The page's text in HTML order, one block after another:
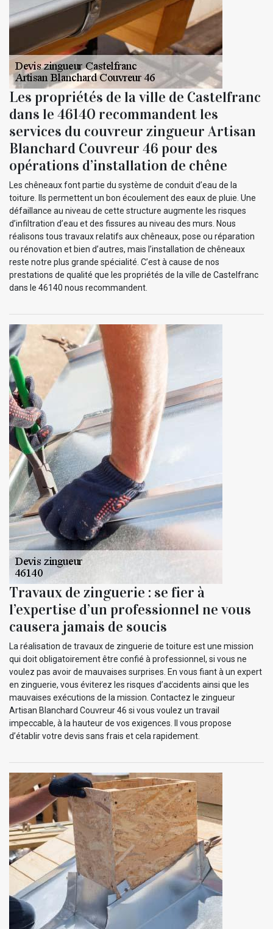
Les propriétés de la ville de Castelfranc
dans le 46140 recommandent les
services du couvreur zingueur Artisan
Blanchard Couvreur 46 pour des
opérations d’installation de chêne
Les chêneaux font partie du système de conduit d’eau de la
toiture. Ils permettent un bon écoulement des eaux de pluie. Une
défaillance au niveau de cette structure augmente les risques
d’infiltration d’eau et des fissures au niveau des murs. Nous
réalisons tous travaux relatifs aux chêneaux, pose ou réparation
ou rénovation et bien d’autres, mais l’installation de chêneaux
reste notre plus grande spécialité. C’est à cause de nos
prestations de qualité que les propriétés de la ville de Castelfranc
dans le 46140 nous recommandent.
Travaux de zinguerie : se fier à
l’expertise d’un professionnel ne vous
causera jamais de soucis
La réalisation de travaux de zinguerie de toiture est une mission
qui doit obligatoirement être confié à professionnel, si vous ne
voulez pas avoir de mauvaises surprises. En vous fiant à un expert
en zinguerie, vous éviterez les risques d’accidents ainsi que les
mauvaises exécutions de la mission. Contactez le zingueur
Artisan Blanchard Couvreur 46 si vous voulez un travail
impeccable, à la hauteur de vos exigences. Il vous propose
d’établir votre devis sans frais et cela rapidement.